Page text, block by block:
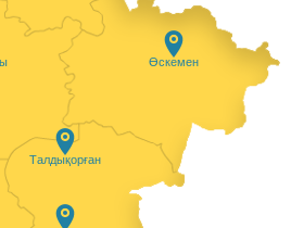
Талдықорған
Өскемен